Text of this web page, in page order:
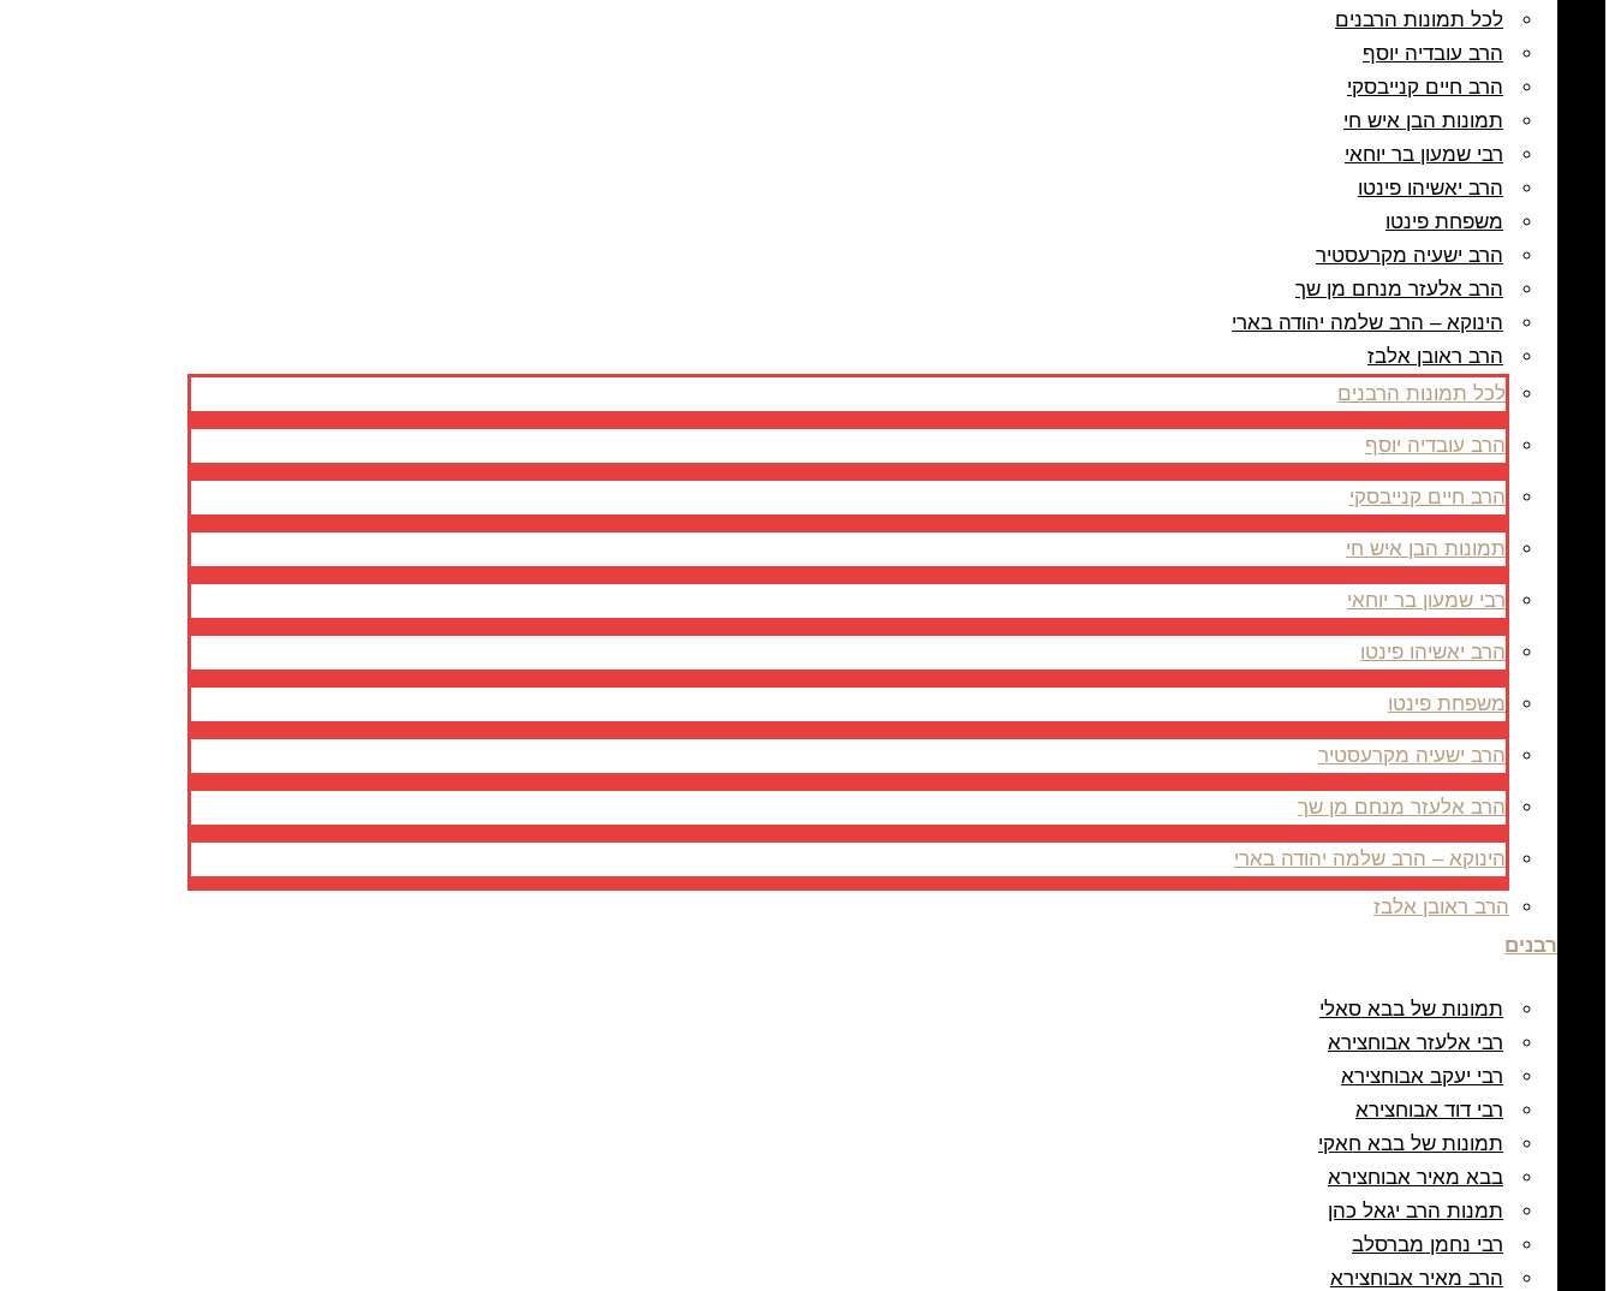
לכל תמונות הרבנים
הרב עובדיה יוסף
הרב חיים קנייבסקי
תמונות הבן איש חי
רבי שמעון בר יוחאי
הרב יאשיהו פינטו
משפחת פינטו
הרב ישעיה מקרעסטיר
הרב אלעזר מנחם מן שך
הינוקא – הרב שלמה יהודה בארי
הרב ראובן אלבז
לכל תמונות הרבנים
הרב עובדיה יוסף
הרב חיים קנייבסקי
תמונות הבן איש חי
רבי שמעון בר יוחאי
הרב יאשיהו פינטו
משפחת פינטו
הרב ישעיה מקרעסטיר
הרב אלעזר מנחם מן שך
הינוקא – הרב שלמה יהודה בארי
הרב ראובן אלבז
רבנים
תמונות של בבא סאלי
רבי אלעזר אבוחצירא
רבי יעקב אבוחצירא
רבי דוד אבוחצירא
תמונות של בבא חאקי
בבא מאיר אבוחצירא
תמנות הרב יגאל כהן
רבי נחמן מברסלב
הרב מאיר אבוחצירא